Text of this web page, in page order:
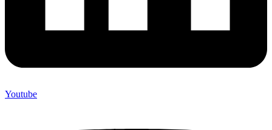
Youtube